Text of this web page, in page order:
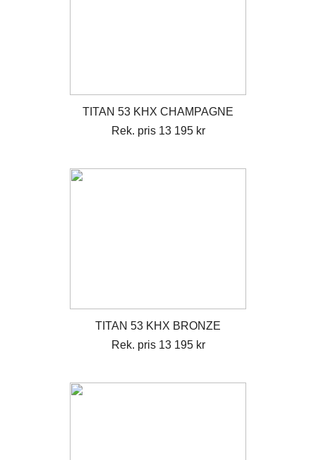
TITAN 53 KHX CHAMPAGNE
Rek. pris 13 195 kr
TITAN 53 KHX BRONZE
Rek. pris 13 195 kr